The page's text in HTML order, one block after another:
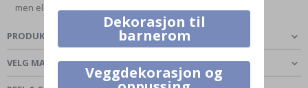
men elegant preg til ethvert...Les mer
PRODUKTOMTALER
VELG MATERIALE
Dekorasjon til
barnerom
Veggdekorasjon og